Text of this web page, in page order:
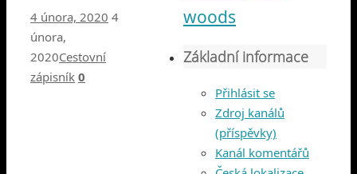
4 února, 2020 4
února,
2020Cestovní
zápisník 0
woods
Základní informace
Přihlásit se
Zdroj kanálů
(příspěvky)
Kanál komentářů